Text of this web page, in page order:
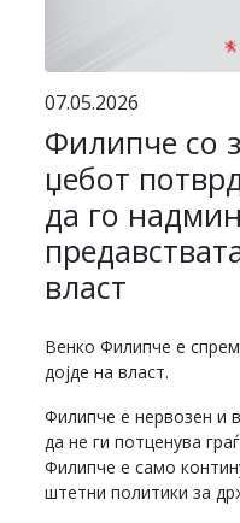
07.05.2026
Филипче со
џебот
да го
власт
Венко Филипче е
дојде на власт.
Филипче е нервозен и
да не ги потценува
Филипче е само
штетни политики за